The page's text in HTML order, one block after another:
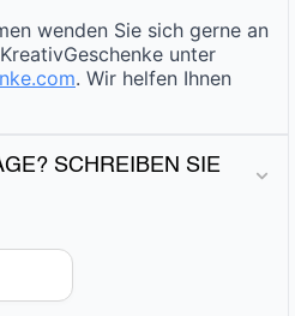
wenden Sie sich gerne an
unter
. Wir helfen Ihnen
SCHREIBEN SIE